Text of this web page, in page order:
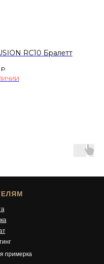
RC10 Бралетт
р.
примерка